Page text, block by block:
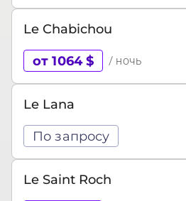
Le Chabichou
от 1064 $ / ночь
Le Lana
По запросу
Le Saint Roch